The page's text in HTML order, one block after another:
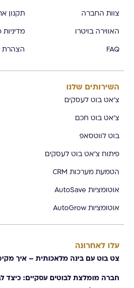
צוות החברה
האווירה בויטרו
FAQ
תקנון
מדיניות
הצהרת
השירותים שלנו
צ'אט בוט לעסקים
צ'אט בוט חכם
בוט לווטסאפ
פיתוח צ'אט בוט לעסקים
הטמעת מערכות CRM
אוטומציות AutoSave
אוטומציות AutoGrow
עלו לאחרונה
צט בוט עם בינה מלאכותית – איך
חברה מומלצת לבוטים עסקיים: כיצד